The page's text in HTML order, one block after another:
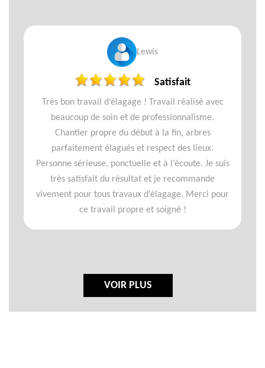
Lewis
Satisfait
Très bon travail d’élagage ! Travail réalisé avec
beaucoup de soin et de professionnalisme.
Chantier propre du début à la fin, arbres
parfaitement élagués et respect des lieux.
Personne sérieuse, ponctuelle et à l’écoute. Je suis
très satisfait du résultat et je recommande
vivement pour tous travaux d’élagage. Merci pour
ce travail propre et soigné !
VOIR PLUS